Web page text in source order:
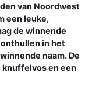
van Noordwest
een leuke,
de winnende
in het
naam. De
en een